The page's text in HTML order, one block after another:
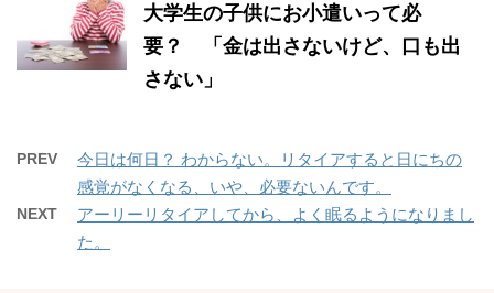
大学生の子供にお小遣いって必
要？ 「金は出さないけど、口も出
さない」
PREV
今日は何日？ わからない。リタイアすると日にちの
感覚がなくなる、いや、必要ないんです。
NEXT
アーリーリタイアしてから、よく眠るようになりまし
た。